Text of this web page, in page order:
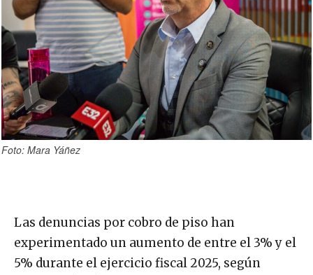
Foto: Mara Yáñez
Las denuncias por cobro de piso han
experimentado un aumento de entre el 3% y el
5% durante el ejercicio fiscal 2025, según